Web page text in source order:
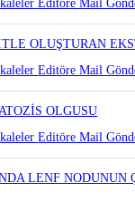
Editöre Mail
OLUŞTURAN
Editöre Mail
OLGUSU
Editöre Mail